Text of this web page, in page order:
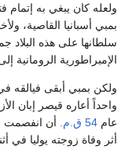
ولعله كان يبغي به
بمبي أسبانيا القاصية،
سلطانها على هذه البلاد
الإمبراطورية الرومانية
ولكن بمبي أبقى فيالقه في
واحداً أعاره قيصر إبان
عام 54 ق.م.
أن انفصمت
أثر وفاة زوجته يوليا في